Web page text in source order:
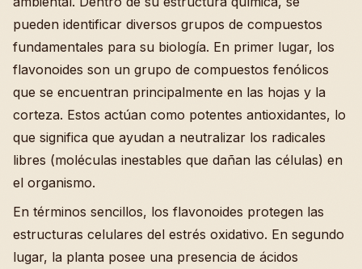
pueden identificar diversos grupos de compuestos
fundamentales para su biología. En primer lugar, los
flavonoides son un grupo de compuestos fenólicos
que se encuentran principalmente en las hojas y la
corteza. Estos actúan como potentes antioxidantes, lo
que significa que ayudan a neutralizar los radicales
libres (moléculas inestables que dañan las células) en
el organismo.
En términos sencillos, los flavonoides protegen las
estructuras celulares del estrés oxidativo. En segundo
lugar, la planta posee una presencia de ácidos